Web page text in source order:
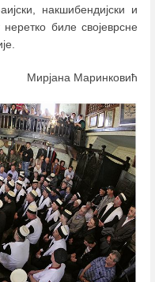
накшибендијски и
биле својеврсне
Мирјана Маринковић